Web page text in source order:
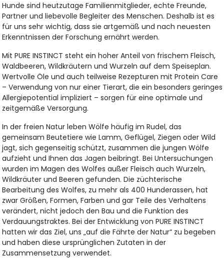
Hunde sind heutzutage Familienmitglieder, echte Freunde,
Partner und liebevolle Begleiter des Menschen. Deshalb ist es
für uns sehr wichtig, dass sie artgemäß und nach neuesten
Erkenntnissen der Forschung ernährt werden.
Mit PURE INSTINCT steht ein hoher Anteil von frischem Fleisch,
Waldbeeren, Wildkräutern und Wurzeln auf dem Speiseplan.
Wertvolle Öle und auch teilweise Rezepturen mit Protein Care
– Verwendung von nur einer Tierart, die ein besonders geringes
Allergiepotential impliziert – sorgen für eine optimale und
zeitgemäße Versorgung.
In der freien Natur leben Wölfe häufig im Rudel, das
gemeinsam Beutetiere wie Lamm, Geflügel, Ziegen oder Wild
jagt, sich gegenseitig schützt, zusammen die jungen Wölfe
aufzieht und Ihnen das Jagen beibringt. Bei Untersuchungen
wurden im Magen des Wolfes außer Fleisch auch Wurzeln,
Wildkräuter und Beeren gefunden. Die züchterische
Bearbeitung des Wolfes, zu mehr als 400 Hunderassen, hat
zwar Größen, Formen, Farben und gar Teile des Verhaltens
verändert, nicht jedoch den Bau und die Funktion des
Verdauungstraktes. Bei der Entwicklung von PURE INSTINCT
hatten wir das Ziel, uns „auf die Fährte der Natur“ zu begeben
und haben diese ursprünglichen Zutaten in der
Zusammensetzung verwendet.